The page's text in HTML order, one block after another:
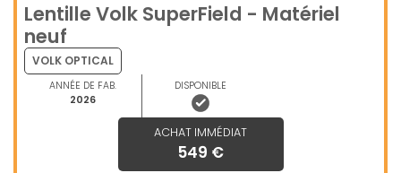
Lentille Volk SuperField - Matériel
neuf
VOLK OPTICAL
ANNÉE DE FAB.
2026
DISPONIBLE
ACHAT IMMÉDIAT
549 €